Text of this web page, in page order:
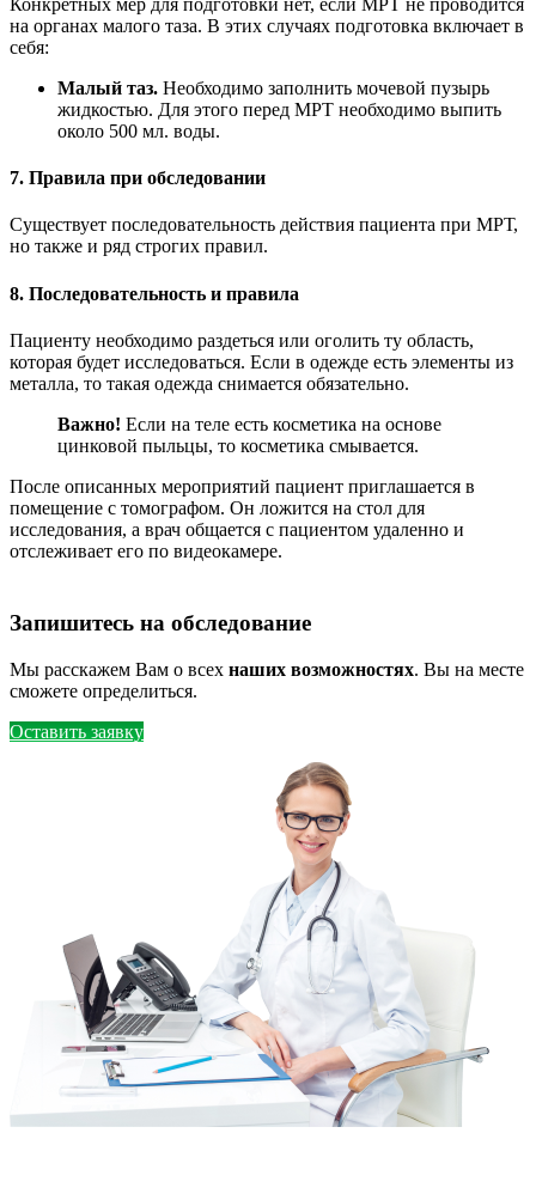
на органах малого таза. В этих случаях подготовка включает в
себя:
Малый таз. Необходимо заполнить мочевой пузырь
жидкостью. Для этого перед МРТ необходимо выпить
около 500 мл. воды.
7. Правила при обследовании
Существует последовательность действия пациента при МРТ,
но также и ряд строгих правил.
8. Последовательность и правила
Пациенту необходимо раздеться или оголить ту область,
которая будет исследоваться. Если в одежде есть элементы из
металла, то такая одежда снимается обязательно.
Важно! Если на теле есть косметика на основе
цинковой пыльцы, то косметика смывается.
После описанных мероприятий пациент приглашается в
помещение с томографом. Он ложится на стол для
исследования, а врач общается с пациентом удаленно и
отслеживает его по видеокамере.
Запишитесь на обследование
Мы расскажем Вам о всех наших возможностях. Вы на месте
сможете определиться.
Оставить заявку